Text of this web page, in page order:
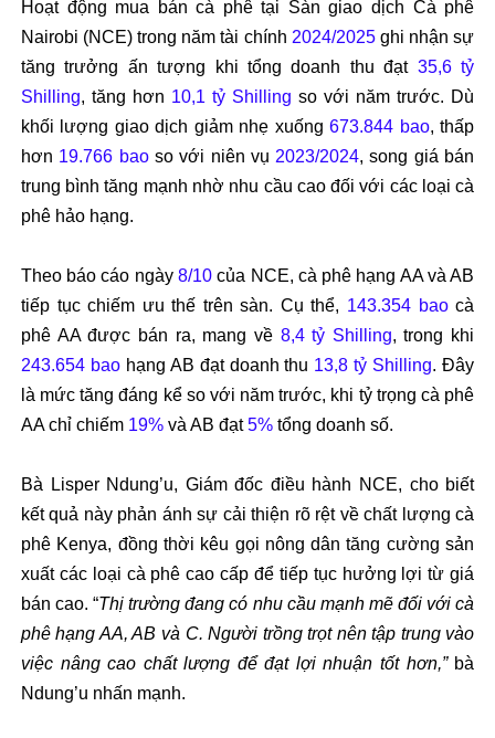
Hoạt động mua bán cà phê tại Sàn giao dịch Cà phê
Nairobi (NCE) trong năm tài chính 2024/2025ghi nhận sự
tăng trưởng ấn tượng khi tổng doanh thuđạt 35,6 tỷ
Shilling, tăng hơn 10,1 tỷ Shilling so với năm trước. Dù
khối l ượng giao dịch giảm nhẹ xuống673.844 bao, thấp
hơn 19.766 baoso với niên vụ 2023/2024, song giá bán
trung bình tăng mạnh nhờ nhu cầu caođối với các loại cà
phê hảo hạng.
Theo báo cáo ngày 8/10 của NCE, cà phê hạng AA và AB
tiếp tục chiếm ưu thế trên sàn. Cụ thể, 143.354 baocà
phê AAđược bán ra, mang về 8,4 tỷ Shilling, trong khi
243.654 baohạng AB đạt doanh thu 13,8 tỷ Shilling.Đây
là mức tăng đáng kể so với năm trước, khi tỷ trọng cà phê
AA chỉ chiếm 19%và AB đạt5%tổng doanh số.
Bà Lisper Ndung’u, Giámđốc điều hành NCE, cho biết
kết quả này phản ánh sự cải thiện rõ rệt về chất l ượng cà
phê Kenya, đồng thời kêu gọi nông dân tăng cường sản
xuất các loại cà phê cao cấp để tiếp tục hưởng lợi từ giá
bán cao. “Thị trườngđang có nhu cầu mạnh mẽ đối với cà
phê hạng AA, AB và C. Người trồng trọt nên tập trung vào
việc nâng cao chất lượng đểđạt lợi nhuận tốt hơn,”bà
Ndung’u nhấn mạnh.